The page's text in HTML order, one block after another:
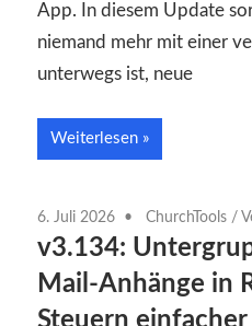
App. In diesem Update
niemand mehr mit einer
unterwegs ist, neue
Weiterlesen
6. Juli 2026 ChurchTools /
v3.134:
Mail-Anhänge in
Steuern